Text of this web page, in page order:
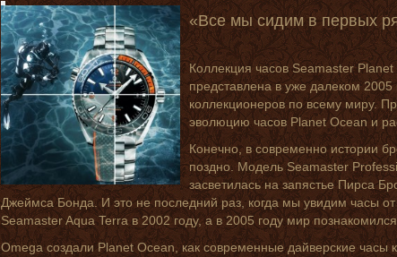
«Все мы сидим в первых
Коллекция часов Seamaster
представлена в уже далеком 2005
коллекционеров по всему миру.
эволюцию часов Planet Ocean и
Конечно, в современно истории
поздно. Модель Seamaster
засветилась на запястье Пирса
Джеймса Бонда. И это не последний раз, когда мы увидим часы
Seamaster Aqua Terra в 2002 году, а в 2005 году мир
Omega создали Planet Ocean, как современные дайверские часы